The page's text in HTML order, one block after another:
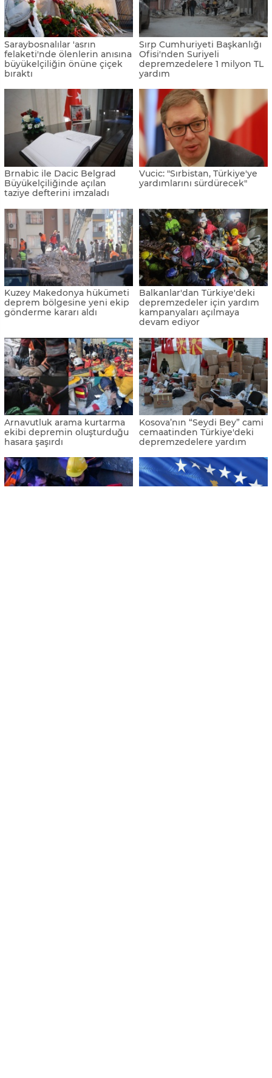
Saraybosnalılar 'asrın
felaketi'nde ölenlerin anısına
büyükelçiliğin önüne çiçek
bıraktı
Sırp Cumhuriyeti Başkanlığı
Ofisi'nden Suriyeli
depremzedelere 1 milyon TL
yardım
Brnabic ile Dacic Belgrad
Büyükelçiliğinde açılan
taziye defterini imzaladı
Vucic: "Sırbistan, Türkiye'ye
yardımlarını sürdürecek"
Kuzey Makedonya hükümeti
deprem bölgesine yeni ekip
gönderme kararı aldı
Balkanlar'dan Türkiye'deki
depremzedeler için yardım
kampanyaları açılmaya
devam ediyor
Arnavutluk arama kurtarma
ekibi depremin oluşturduğu
hasara şaşırdı
Kosova’nın “Seydi Bey” cami
cemaatinden Türkiye'deki
depremzedelere yardım